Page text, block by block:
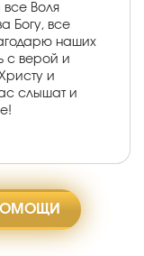
все Воля
Богу, все
наших
с верой и
и
слышат и